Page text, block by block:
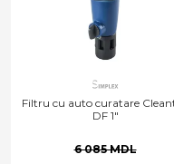
Filtru cu auto curatare
DF 1"
6 085 MDL